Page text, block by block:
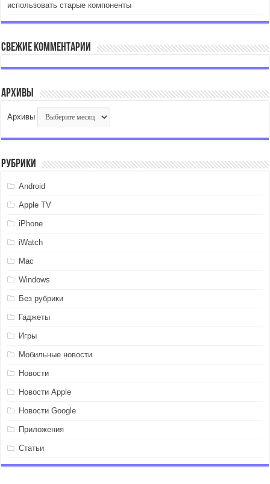
использовать старые компоненты
Свежие комментарии
Архивы
Архивы
Рубрики
Android
Apple TV
iPhone
iWatch
Mac
Windows
Без рубрики
Гаджеты
Игры
Мобильные новости
Новости
Новости Apple
Новости Google
Приложения
Статьи